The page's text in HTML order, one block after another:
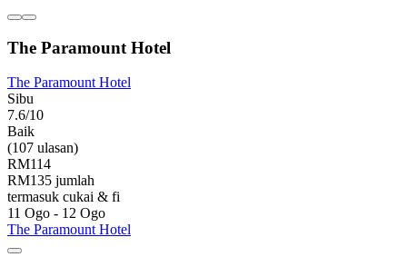
The Paramount Hotel
The Paramount Hotel
Sibu
7.6/10
Baik
(107 ulasan)
RM114
RM135 jumlah
termasuk cukai & fi
11 Ogo - 12 Ogo
The Paramount Hotel